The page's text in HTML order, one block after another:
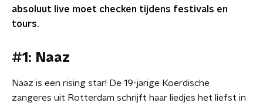
absoluut live moet checken tijdens festivals en
tours.
#1: Naaz
Naaz is een rising star! De 19-jarige Koerdische
zangeres uit Rotterdam schrijft haar liedjes het liefst in